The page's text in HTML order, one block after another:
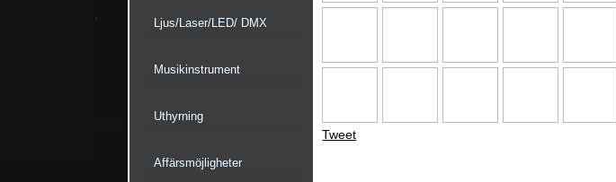
Ljus/Laser/LED/ DMX
Musikinstrument
Uthyrning
Affärsmöjligheter
Tweet